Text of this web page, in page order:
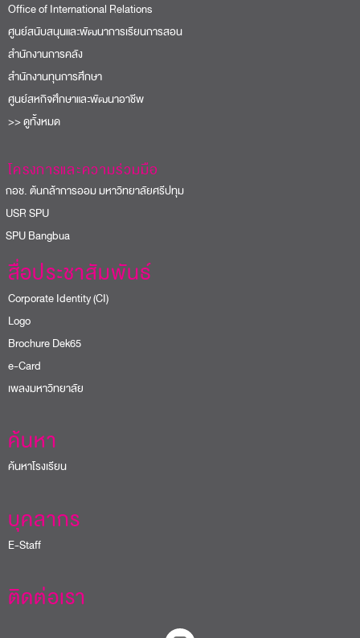
Office of International Relations
ศูนย์สนับสนุนและพัฒนาการเรียนการสอน
สำนักงานการคลัง
สำนักงานทุนการศึกษา
ศูนย์สหกิจศึกษาและพัฒนาอาชีพ
>> ดูทั้งหมด
โครงการและความร่วมมือ
ช. ต้นกล้าการออม มหาวิทยาลัยศรีปทุม
SPU
Bangbua
สื่อประชาสัมพันธ์
Corporate Identity (CI)
Logo
Brochure Dek65
e-Card
เพลงมหาวิทยาลัย
ค้นหา
ค้นหาโรงเรียน
บุคลากร
E-Staff
ติดต่อเรา